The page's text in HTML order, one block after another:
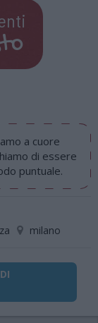
a cuore
di essere
puntuale.
milano